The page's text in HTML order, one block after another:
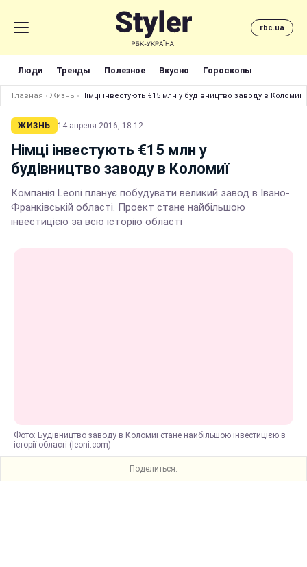
rbc.ua
Люди Тренды Полезное Вкусно Гороскопы
Главная › Жизнь › Німці інвестують €15 млн у будівництво заводу в Коломиї
ЖИЗНЬ 14 апреля 2016, 18:12
Німці інвестують €15 млн у
будівництво заводу в Коломиї
Компанія Leoni планує побудувати великий завод в Івано-
Франківській області. Проект стане найбільшою
інвестицією за всю історію області
Фото: Будівництво заводу в Коломиї стане найбільшою інвестицією в
історії області (leoni.com)
Поделиться: